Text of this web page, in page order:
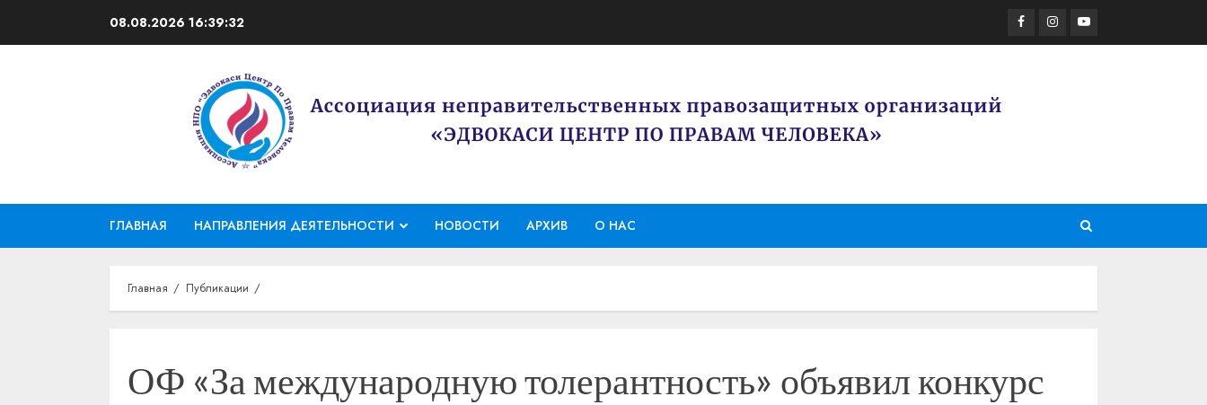
08.08.2026 16:39:33 Facebook
Instagram
Youtube
ГЛАВНАЯ НАПРАВЛЕНИЯ ДЕЯТЕЛЬНОСТИ НОВОСТИ АРХИВ О НАС
Главная Публикации
ОФ «За международную толерантность» объявил конкурс